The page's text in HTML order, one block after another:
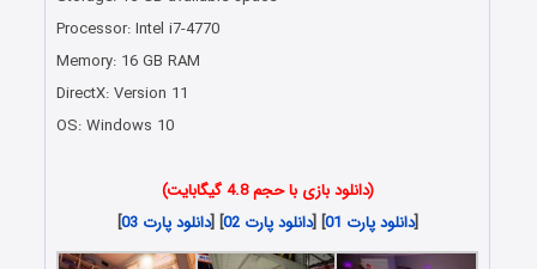
Processor: Intel i7-4770
Memory: 16 GB RAM
DirectX: Version 11
OS: Windows 10
(دانلود بازی با حجم 4.8 گیگابایت)
[دانلود پارت 01 ] [دانلود پارت 02 ] [دانلود پارت 03 ]